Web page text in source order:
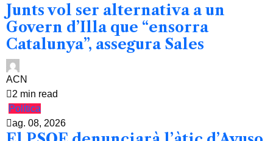
Junts vol ser alternativa a un
Govern d’Illa que “ensorra
Catalunya”, assegura Sales
ACN
2 min read
Política
ag. 08, 2026